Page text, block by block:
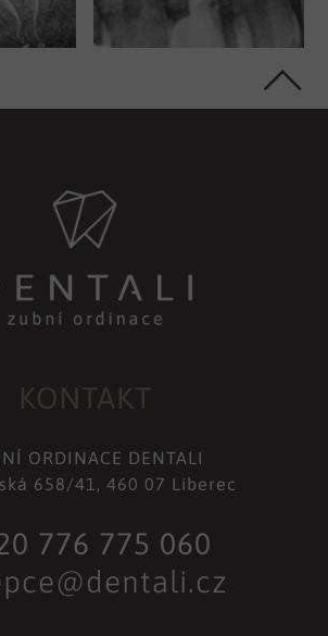
KONTAKT
ORDINACE DENTALI
658/41, 460 07 Liberec
776 775 060